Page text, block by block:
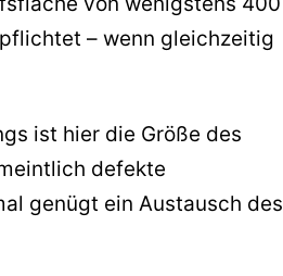
– wenn gleichzeitig
ist hier die Größe des
defekte
genügt ein Austausch des